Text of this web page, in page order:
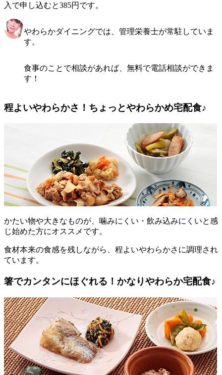
入で申し込むと385円です。
やわらかダイニングでは、管理栄養士が常駐していま
す。
食事のことで相談があれば、無料で電話相談ができま
す！
程よいやわらかさ！ちょっとやわらかめ宅配食♪
かたい物や大きなものが、噛みにくい・飲み込みにくいと感
じ始めた方にオススメです。
食材本来の食感を残しながら、程よいやわらかさに調理され
ています。
箸でカンタンにほぐれる！かなりやわらか宅配食♪